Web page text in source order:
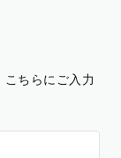
ちらにご入力